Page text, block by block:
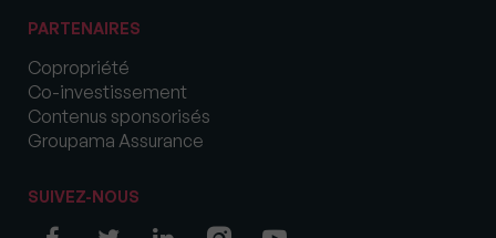
PARTENAIRES
Copropriété
Co-investissement
Contenus sponsorisés
Groupama Assurance
SUIVEZ-NOUS